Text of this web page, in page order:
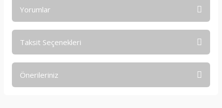
Yorumlar
Taksit Seçenekleri
Önerileriniz